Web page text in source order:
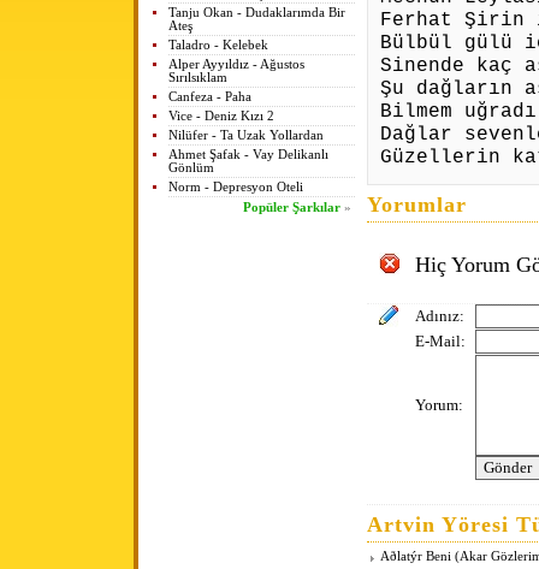
Tanju Okan - Dudaklarımda Bir
Ateş
Taladro - Kelebek
Alper Ayyıldız - Ağustos
Sırılsıklam
Canfeza - Paha
Vice - Deniz Kızı 2
Nilüfer - Ta Uzak Yollardan
Ahmet Şafak - Vay Delikanlı
Gönlüm
Norm - Depresyon Oteli
Popüler Şarkılar »
Ferhat Şirin
Bülbül gülü
Sinende kaç
Şu dağların
Bilmem
Dağlar
Güzellerin
Yorumlar
Hiç Yorum
Adınız:
E-Mail:
Yorum:
Artvin Yöresi
Aðlatýr Beni (Akar